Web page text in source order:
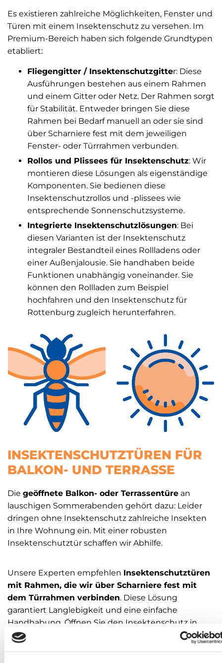
Es existieren zahlreiche Möglichkeiten, Fenster und
Türen mit einem Insektenschutz zu versehen. Im
Premium-Bereich haben sich folgende Grundtypen
etabliert:
Fliegengitter / Insektenschutzgitter: Diese
Ausführungen bestehen aus einem Rahmen
und einem Gitter oder Netz. Der Rahmen sorgt
für Stabilität. Entweder bringen Sie diese
Rahmen bei Bedarf manuell an oder sie sind
über Scharniere fest mit dem jeweiligen
Fenster- oder Türrrahmen verbunden.
Rollos und Plissees für Insektenschutz: Wir
montieren diese Lösungen als eigenständige
Komponenten. Sie bedienen diese
Insektenschutzrollos und -plissees wie
entsprechende Sonnenschutzsysteme.
Integrierte Insektenschutzlösungen: Bei
diesen Varianten ist der Insektenschutz
integraler Bestandteil eines Rollladens oder
einer Außenjalousie. Sie handhaben beide
Funktionen unabhängig voneinander. Sie
können den Rollladen zum Beispiel
hochfahren und den Insektenschutz für
Rottenburg zugleich herunterfahren.
INSEKTENSCHUTZTÜREN FÜR
BALKON- UND TERRASSE
Die geöffnete Balkon- oder Terrassentüre an
lauschigen Sommerabenden gehört dazu: Leider
dringen ohne Insektenschutz zahlreiche Insekten
in Ihre Wohnung ein. Mit einer robusten
Insektenschutztür schaffen wir Abhilfe.
Unsere Experten empfehlen Insektenschutztüren
mit Rahmen, die wir über Scharniere fest mit
dem Türrahmen verbinden. Diese Lösung
garantiert Langlebigkeit und eine einfache
Handhabung. Öffnen Sie den Insektenschutz in
Rottenburg wie Ihre Türe mit einem Handgriff,